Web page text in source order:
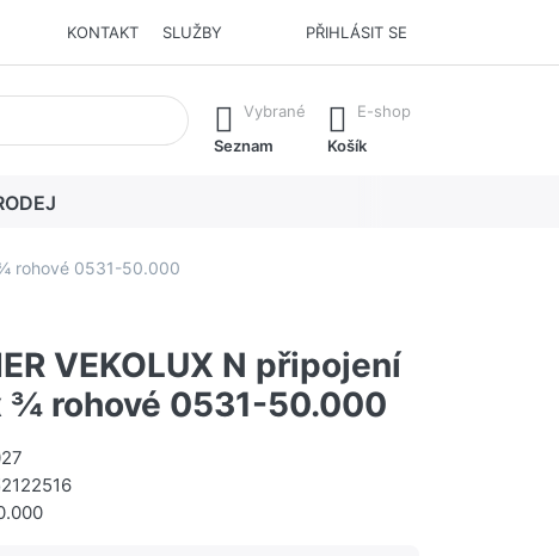
KONTAKT SLUŽBY PŘIHLÁSIT SE
Stisknutím klávesy Enter vyvoláte všechny výsledky.
Vybrané
Seznam
E-shop
Košík
¾ rohové 0531-50.000
VEKOLUX N připojení
¾ rohové 0531-50.000